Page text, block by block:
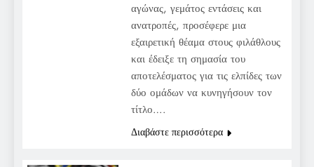
αγώνας, γεμάτος εντάσεις και
ανατροπές, προσέφερε μια
εξαιρετική θέαμα στους φιλάθλους
και έδειξε τη σημασία του
αποτελέσματος για τις ελπίδες των
δύο ομάδων να κυνηγήσουν τον
τίτλο….
Διαβάστε περισσότερα